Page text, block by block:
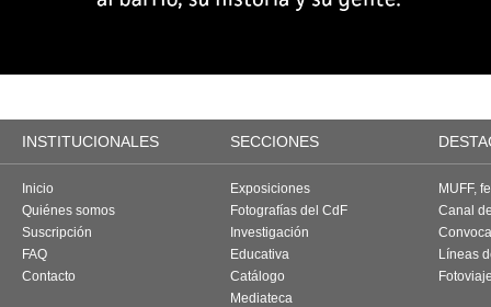
INSTITUCIONALES SECCIONES
Inicio
Quiénes somos
Suscripción
FAQ
Contacto
Exposiciones
Fotografías del CdF
Investigación
Educativa
Catálogo
Mediateca
MUFF,
Canal
Líneas